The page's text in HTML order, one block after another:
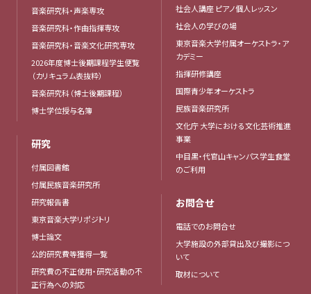
音楽研究科・声楽専攻
音楽研究科・作曲指揮専攻
音楽研究科・音楽文化研究専攻
2026年度博士後期課程学生便覧
（カリキュラム表抜粋）
音楽研究科（博士後期課程）
博士学位授与名簿
研究
付属図書館
付属民族音楽研究所
研究報告書
東京音楽大学リポジトリ
博士論文
公的研究費等獲得一覧
研究費の不正使用・研究活動の不
正行為への対応
社会人講座 ピアノ個人レッスン
社会人の学びの場
東京音楽大学付属オーケストラ・ア
カデミー
指揮研修講座
国際青少年オーケストラ
民族音楽研究所
文化庁 大学における文化芸術推進
事業
中目黒・代官山キャンパス学生食堂
のご利用
お問合せ
電話でのお問合せ
大学施設の外部貸出及び撮影につ
いて
取材について